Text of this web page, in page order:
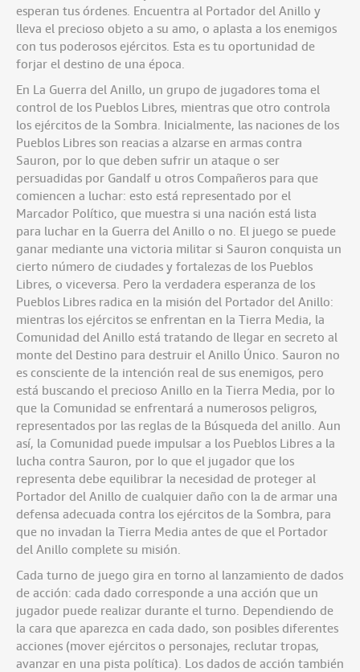
esperan tus órdenes. Encuentra al Portador del Anillo y
lleva el precioso objeto a su amo, o aplasta a los enemigos
con tus poderosos ejércitos. Esta es tu oportunidad de
forjar el destino de una época.
En La Guerra del Anillo, un grupo de jugadores toma el
control de los Pueblos Libres, mientras que otro controla
los ejércitos de la Sombra. Inicialmente, las naciones de los
Pueblos Libres son reacias a alzarse en armas contra
Sauron, por lo que deben sufrir un ataque o ser
persuadidas por Gandalf u otros Compañeros para que
comiencen a luchar: esto está representado por el
Marcador Político, que muestra si una nación está lista
para luchar en la Guerra del Anillo o no. El juego se puede
ganar mediante una victoria militar si Sauron conquista un
cierto número de ciudades y fortalezas de los Pueblos
Libres, o viceversa. Pero la verdadera esperanza de los
Pueblos Libres radica en la misión del Portador del Anillo:
mientras los ejércitos se enfrentan en la Tierra Media, la
Comunidad del Anillo está tratando de llegar en secreto al
monte del Destino para destruir el Anillo Único. Sauron no
es consciente de la intención real de sus enemigos, pero
está buscando el precioso Anillo en la Tierra Media, por lo
que la Comunidad se enfrentará a numerosos peligros,
representados por las reglas de la Búsqueda del anillo. Aun
así, la Comunidad puede impulsar a los Pueblos Libres a la
lucha contra Sauron, por lo que el jugador que los
representa debe equilibrar la necesidad de proteger al
Portador del Anillo de cualquier daño con la de armar una
defensa adecuada contra los ejércitos de la Sombra, para
que no invadan la Tierra Media antes de que el Portador
del Anillo complete su misión.
Cada turno de juego gira en torno al lanzamiento de dados
de acción: cada dado corresponde a una acción que un
jugador puede realizar durante el turno. Dependiendo de
la cara que aparezca en cada dado, son posibles diferentes
acciones (mover ejércitos o personajes, reclutar tropas,
avanzar en una pista política). Los dados de acción también